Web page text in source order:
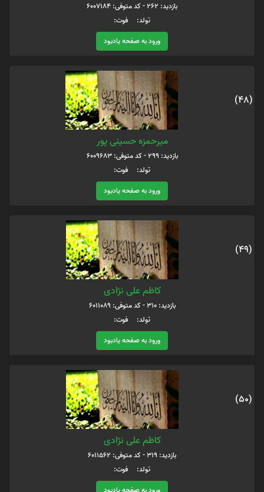
بازدید: 262 - کد متوفی: 6007184
تولد: فوت:
ورود به صفحه یادبود
(48)
میرحمزه حسینی پور
بازدید: 299 - کد متوفی: 6009683
تولد: فوت:
ورود به صفحه یادبود
(49)
کاظم علی نژادی
بازدید: 310 - کد متوفی: 6011089
تولد: فوت:
ورود به صفحه یادبود
(50)
کاظم علی نژادی
بازدید: 319 - کد متوفی: 6011562
تولد: فوت: